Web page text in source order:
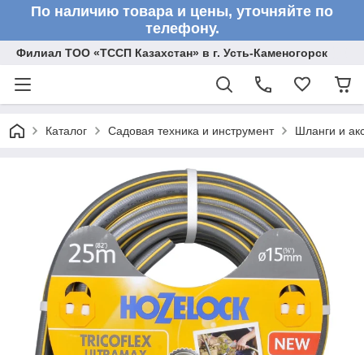
По наличию товара и цены, уточняйте по
телефону.
Филиал ТОО «ТССП Казахстан» в г. Усть-Каменогорск
Каталог Садовая техника и инструмент Шланги и